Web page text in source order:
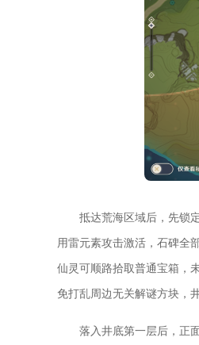
抵达荒海区域后，先锁
用雷元素攻击激活，石碑全
仙灵可顺路拾取普通宝箱，
免打乱周边无关解谜方块，
落入井底第一层后，正